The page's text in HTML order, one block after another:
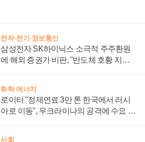
전자·전기·정보통신
삼성전자 SK하이닉스 소극적 주주환원
에 해외 증권가 비판, "반도체 호황 지속
화학·에너지
로이터 "정제연료 3만 톤 한국에서 러시
아로 이동", 우크라이나의 공격에 수요 늘
사회